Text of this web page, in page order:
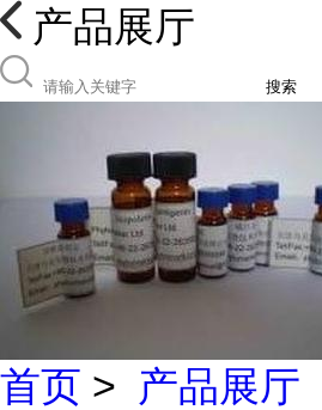
产品展厅
搜索
首页 > 产品展厅